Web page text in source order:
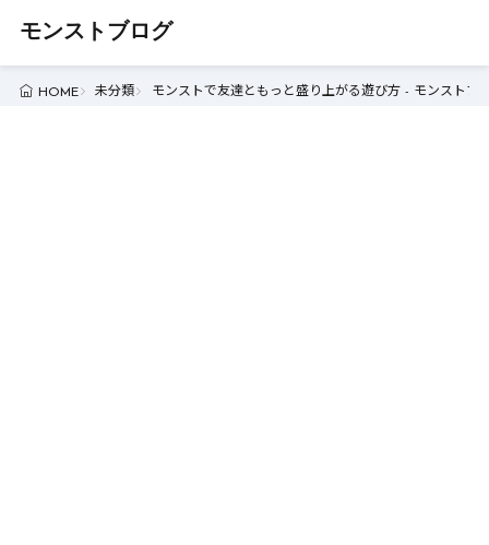
モンストブログ
HOME 未分類 モンストで友達ともっと盛り上がる遊び方 - モンストブ